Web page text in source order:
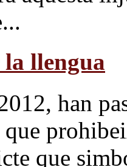
llengua
han
que